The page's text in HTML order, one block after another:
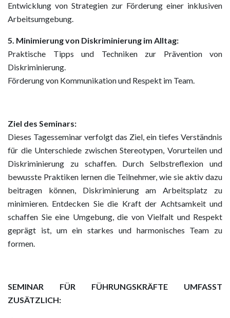
Entwicklung von Strategien zur Förderung einer inklusiven
Arbeitsumgebung.
5. Minimierung von Diskriminierung im Alltag:
Praktische Tipps und Techniken zur Prävention von
Diskriminierung.
Förderung von Kommunikation und Respekt im Team.
Ziel des Seminars:
Dieses Tagesseminar verfolgt das Ziel, ein tiefes Verständnis
für die Unterschiede zwischen Stereotypen, Vorurteilen und
Diskriminierung zu schaffen. Durch Selbstreflexion und
bewusste Praktiken lernen die Teilnehmer, wie sie aktiv dazu
beitragen können, Diskriminierung am Arbeitsplatz zu
minimieren. Entdecken Sie die Kraft der Achtsamkeit und
schaffen Sie eine Umgebung, die von Vielfalt und Respekt
geprägt ist, um ein starkes und harmonisches Team zu
formen.
SEMINAR FÜR FÜHRUNGSKRÄFTE UMFASST
ZUSÄTZLICH: